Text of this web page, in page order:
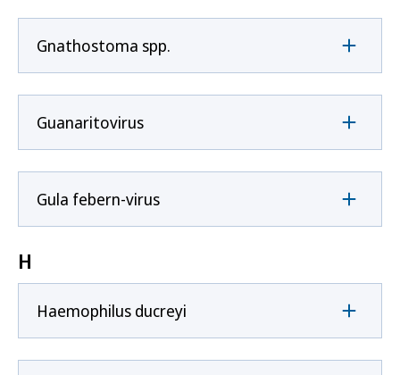
Gnathostoma spp.
Guanaritovirus
Gula febern-virus
H
Haemophilus ducreyi